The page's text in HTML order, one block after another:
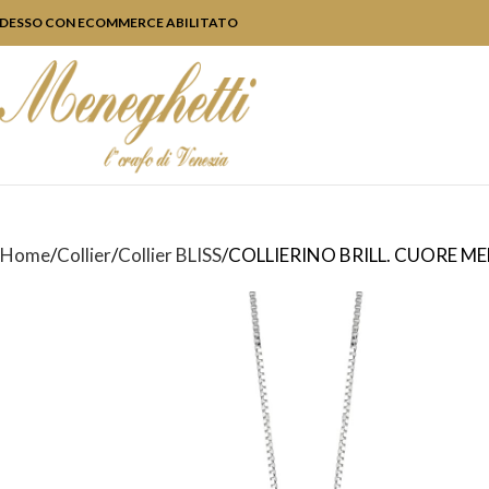
CON ECOMMERCE ABILITATO
Home Collier Collier BLISS COLLIERINO BRILL. CUORE